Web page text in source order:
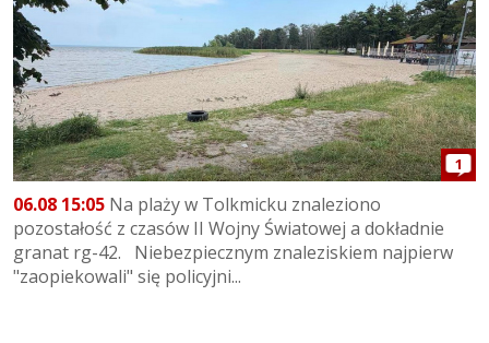
1
06.08 15:05 Na plaży w Tolkmicku znaleziono
pozostałość z czasów II Wojny Światowej a dokładnie
granat rg-42. Niebezpiecznym znaleziskiem najpierw
"zaopiekowali" się policyjni...